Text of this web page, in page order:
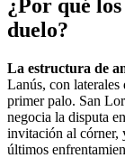
¿Por qué
duelo?
La estructura de
Lanús, con laterales
primer palo. San
negocia la disputa
invitación al córner,
últimos